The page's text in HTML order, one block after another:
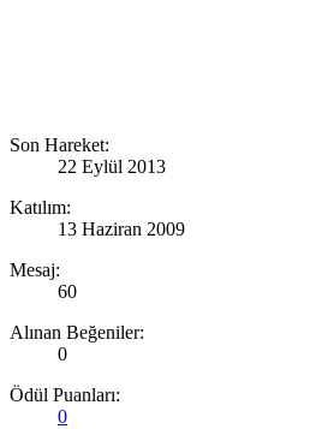
Son Hareket:
22 Eylül 2013
Katılım:
13 Haziran 2009
Mesaj:
60
Alınan Beğeniler:
0
Ödül Puanları:
0